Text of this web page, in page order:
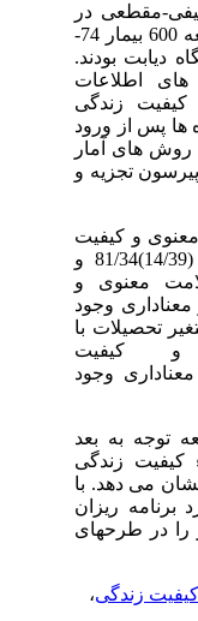
مقطعی در
سال 1397 اجرا شد. نمونه مطالعه 600 بیمار 74-
دیابت بودند.
اطلاعات
زندگی
ها پس از ورود
های آمار
تجزیه و
و کیفیت
زندگی افراد مطالعه به ترتیب (14/39)81/34 و
سلامت معنوی و
وجود
تحصیلات با
کیفیت
وجود
توجه به بعد
زندگی
یزد را نشان می دهد. با
ریزان
را در طرحهای
زندگی،